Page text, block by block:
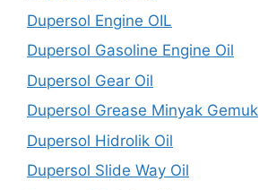
Dupersol Engine OIL
Dupersol Gasoline Engine Oil
Dupersol Gear Oil
Dupersol Grease Minyak Gemuk
Dupersol Hidrolik Oil
Dupersol Slide Way Oil